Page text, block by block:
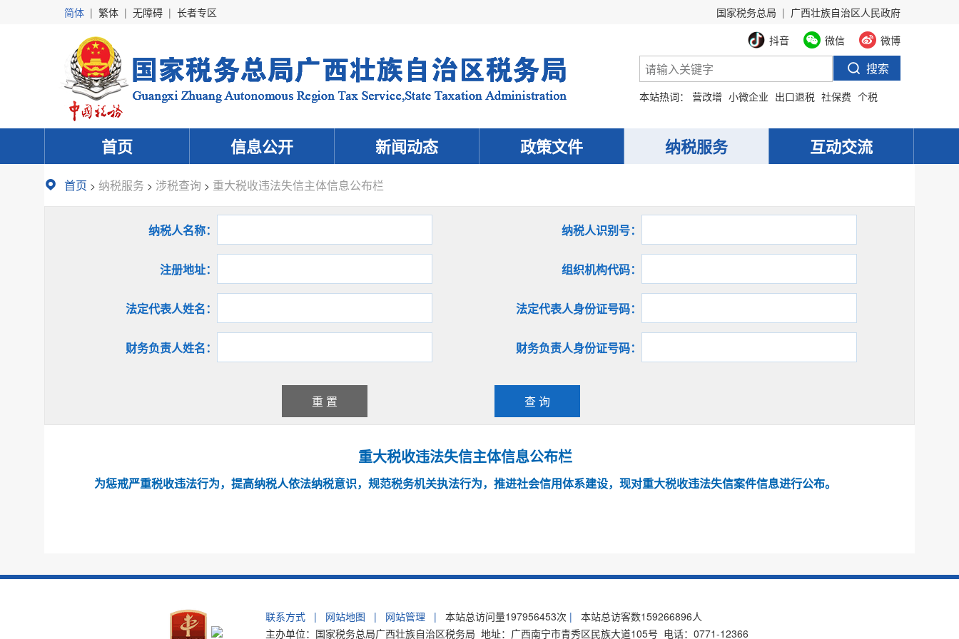
简体 | 繁体 | 无障碍 | 长者专区 国家税务总局 | 广西壮族自治区人民政府
抖音
微信 微博
本站热词： 营改增 小微企业 出口退税 社保费 个税
首页 信息公开 新闻动态 政策文件 纳税服务 互动交流
首页 > 纳税服务 > 涉税查询 > 重大税收违法失信主体信息公布栏
纳税人名称： 纳税人识别号：
注册地址： 组织机构代码：
法定代表人姓名： 法定代表人身份证号码：
财务负责人姓名： 财务负责人身份证号码：
重 置 查 询
重大税收违法失信主体信息公布栏
为惩戒严重税收违法行为，提高纳税人依法纳税意识，规范税务机关执法行为，推进社会信用体系建设，现对重大税收违法失信案件信息进行公布。
联系方式 | 网站地图 | 网站管理 | 本站总访问量197956453次 | 本站总访客数159266896人
主办单位：国家税务总局广西壮族自治区税务局 地址：广西南宁市青秀区民族大道105号 电话：0771-12366